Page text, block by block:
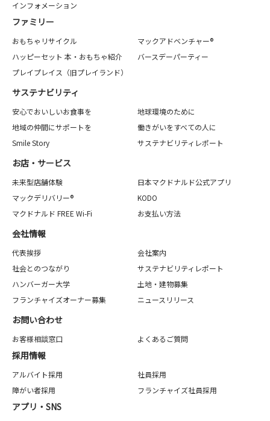
インフォメーション
ファミリー
おもちゃリサイクル
マックアドベンチャー®
ハッピーセット 本・おもちゃ紹介
バースデーパーティー
プレイプレイス（旧プレイランド）
サステナビリティ
安心でおいしいお食事を
地球環境のために
地域の仲間にサポートを
働きがいをすべての人に
Smile Story
サステナビリティレポート
お店・サービス
未来型店舗体験
日本マクドナルド公式アプリ
マックデリバリー®
KODO
マクドナルド FREE Wi-Fi
お支払い方法
会社情報
代表挨拶
会社案内
社会とのつながり
サステナビリティレポート
ハンバーガー大学
土地・建物募集
フランチャイズオーナー募集
ニュースリリース
お問い合わせ
お客様相談窓口 よくあるご質問
採用情報
アルバイト採用
社員採用
障がい者採用
フランチャイズ社員採用
アプリ・SNS